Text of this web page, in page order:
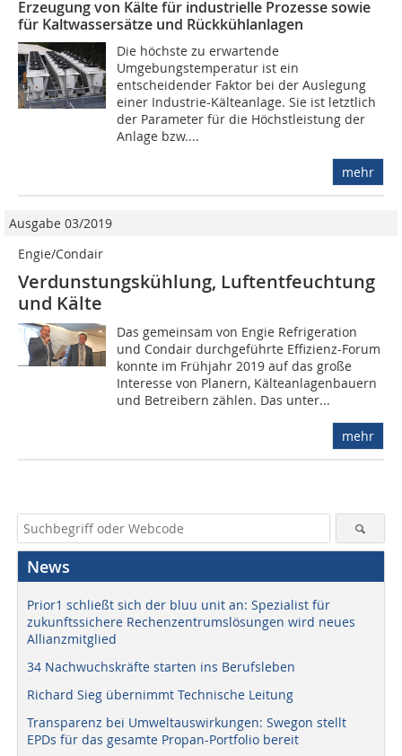
Erzeugung von Kälte für industrielle Prozesse sowie
für Kaltwassersätze und Rückkühlanlagen
Die höchste zu erwartende
Umgebungstemperatur ist ein
entscheidender Faktor bei der Auslegung
einer Industrie-Kälteanlage. Sie ist letztlich
der Parameter für die Höchstleistung der
Anlage bzw....
mehr
Ausgabe 03/2019
Engie/Condair
Verdunstungskühlung, Luftentfeuchtung
und Kälte
Das gemeinsam von Engie Refrigeration
und Condair durchgeführte Effizienz-Forum
konnte im Frühjahr 2019 auf das große
Interesse von Planern, Kälteanlagenbauern
und Betreibern zählen. Das unter...
mehr
News
Prior1 schließt sich der bluu unit an: Spezialist für
zukunftssichere Rechenzentrumslösungen wird neues
Allianzmitglied
34 Nachwuchskräfte starten ins Berufsleben
Richard Sieg übernimmt Technische Leitung
Transparenz bei Umweltauswirkungen: Swegon stellt
EPDs für das gesamte Propan-Portfolio bereit